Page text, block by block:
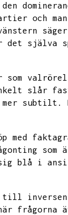
och
det själva
som
slår
mer subtilt.
med
sig blå i
inversen
här